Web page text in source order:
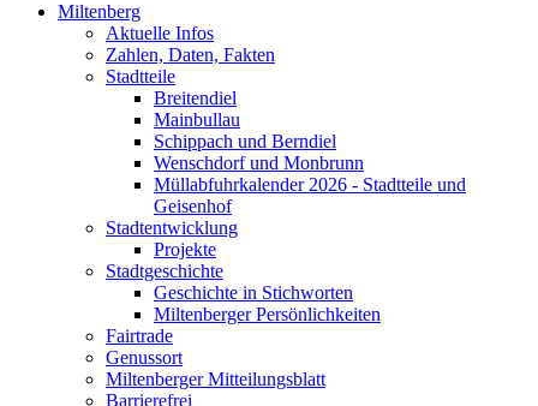
Miltenberg
Aktuelle Infos
Zahlen, Daten, Fakten
Stadtteile
Breitendiel
Mainbullau
Schippach und Berndiel
Wenschdorf und Monbrunn
Müllabfuhrkalender 2026 - Stadtteile und
Geisenhof
Stadtentwicklung
Projekte
Stadtgeschichte
Geschichte in Stichworten
Miltenberger Persönlichkeiten
Fairtrade
Genussort
Miltenberger Mitteilungsblatt
Barrierefrei